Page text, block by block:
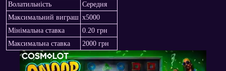
Волатильність
Середня
Максимальний виграш х5000
Мінімальна ставка
0.20 грн
Максимальна ставка
2000 грн